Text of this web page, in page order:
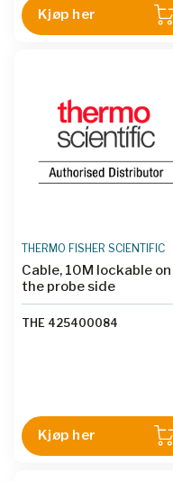
Kjøp her
THERMO FISHER SCIENTIFIC
Cable, 10M lockable on
the probe side
THE 425400084
Kjøp her